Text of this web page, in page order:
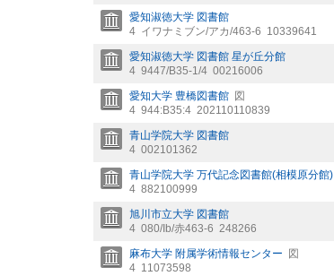
愛知淑徳大学 図書館
4 イワナミブン/アカ/463-6 10339641
愛知淑徳大学 図書館 星が丘分館
4 9447/B35-1/4 00216006
愛知大学 豊橋図書館 図
4 944:B35:4 202110110839
青山学院大学 図書館
4 002101362
青山学院大学 万代記念図書館(相模原分館)
4 882100999
旭川市立大学 図書館
4 080/Ib/赤463-6 248266
麻布大学 附属学術情報センター
図
4 11073598